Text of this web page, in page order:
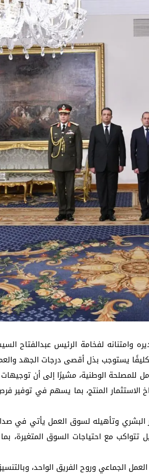
المبدئي والحماية المدنية تمنع امتداد
على الأراضي الزراعية وقرارات عاجلة لرفع
وامتنانه لفخامة الرئيس عبدالفتاح
يستوجب بذل أقصى درجات الجهد
للمصلحة الوطنية، مشيرًا إلى أن
الاستثمار المنتج، بما يسهم في توفير
وتأهيله لسوق العمل يأتي في
مع احتياجات السوق المتغيرة،
العمل الجماعي وروح الفريق الواحد،